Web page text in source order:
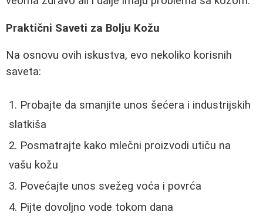
Praktični Saveti za Bolju Kožu
Na osnovu ovih iskustva, evo nekoliko korisnih
saveta:
Probajte da smanjite unos šećera i industrijskih
slatkiša
Posmatrajte kako mlečni proizvodi utiču na
vašu kožu
Povećajte unos svežeg voća i povrća
Pijte dovoljno vode tokom dana